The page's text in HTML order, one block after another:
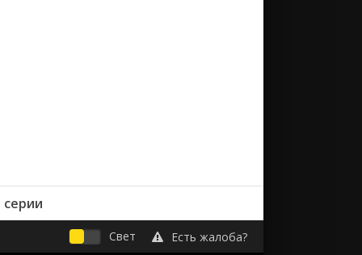
Свет Есть жалоба?